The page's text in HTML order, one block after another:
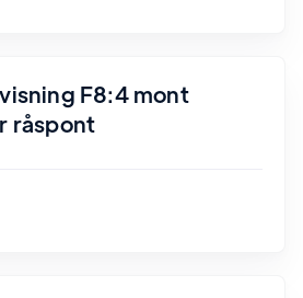
F8:4 mont
råspont